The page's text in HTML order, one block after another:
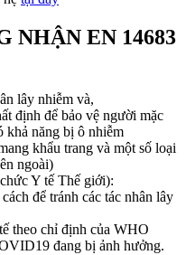
NHẬN EN 14683
lây nhiễm và,
định để bảo vệ người mặc
khả năng bị ô nhiễm
khẩu trang và một số loại
ngoài)
Y tế Thế giới):
để tránh các tác nhân lây
theo chỉ định của WHO
đang bị ảnh hưởng.